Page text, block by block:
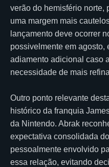
verão do hemisfério norte,
uma margem mais
lançamento deve ocorrer
possivelmente em agosto,
adiamento adicional caso
necessidade de mais
Outro ponto relevante
histórico da franquia
da Nintendo. Abrak
expectativa consolidada
pessoalmente envolvido
essa relação, evitando